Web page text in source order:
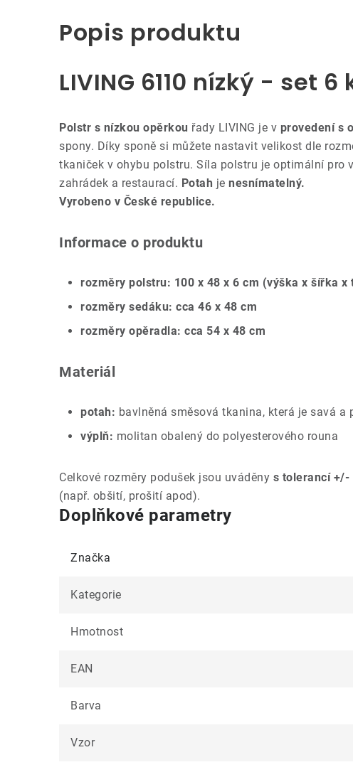
Popis produktu
LIVING 6110 nízký - set
Polstr s nízkou opěrkou řady LIVING je v provedení s
spony. Díky sponě si můžete nastavit velikost dle
tkaniček v ohybu polstru. Síla polstru je optimální pro
zahrádek a restaurací. Potah je nesnímatelný.
Vyrobeno v České republice.
Informace o produktu
rozměry polstru: 100 x 48 x 6 cm (výška x šířka x
rozměry sedáku: cca 46 x 48 cm
rozměry opěradla: cca 54 x 48 cm
Materiál
potah: bavlněná směsová tkanina, která je savá
výplň: molitan obalený do polyesterového rouna
Celkové rozměry podušek jsou uváděny s tolerancí +/-
(např. obšití, prošití apod).
Doplňkové parametry
Značka
Kategorie
Hmotnost
EAN
Barva
Vzor